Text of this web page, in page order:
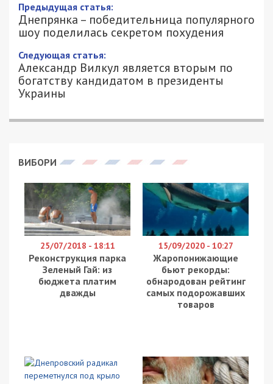
Предыдущая статья:
Днепрянка – победительница популярного
шоу поделилась секретом похудения
Следующая статья:
Александр Вилкул является вторым по
богатству кандидатом в президенты
Украины
ВИБОРИ
25/07/2018 - 18:11
Реконструкция парка
Зеленый Гай: из
бюджета платим
дважды
15/09/2020 - 10:27
Жаропонижающие
бьют рекорды:
обнародован рейтинг
самых подорожавших
товаров